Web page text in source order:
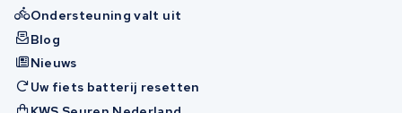
Ondersteuning valt uit
Blog
Nieuws
Uw fiets batterij resetten